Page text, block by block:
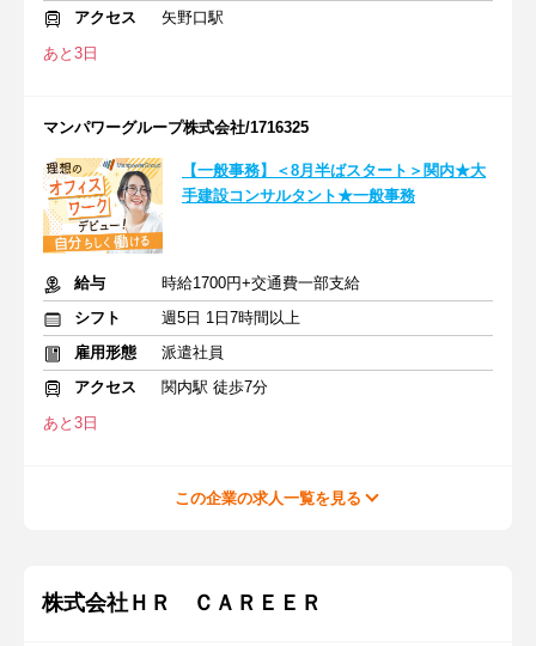
アクセス
矢野口駅
あと3日
マンパワーグループ株式会社/1716325
【一般事務】＜8月半ばスタート＞関内★大
手建設コンサルタント★一般事務
給与
時給1700円+交通費一部支給
シフト
週5日 1日7時間以上
雇用形態
派遣社員
アクセス
関内駅 徒歩7分
あと3日
この企業の求人一覧を見る
株式会社ＨＲ ＣＡＲＥＥＲ